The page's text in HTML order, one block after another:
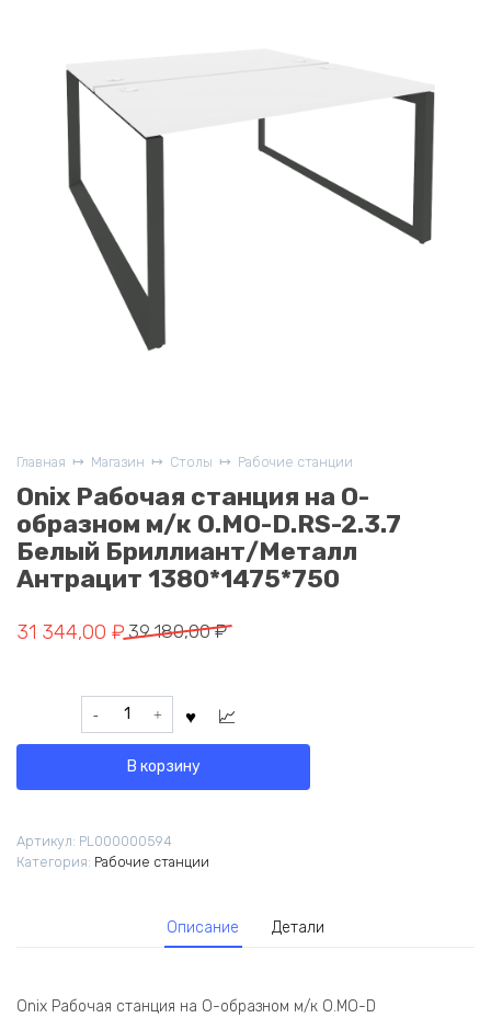
Главная Магазин Столы Рабочие станции
Onix Рабочая станция на О-
образном м/к O.MO-D.RS-2.3.7
Белый Бриллиант/Металл
Антрацит 1380*1475*750
39 180,00₽
Первоначальная
составляла
180,00 ₽.
31 344,00 ₽
Текущая
344,00 ₽.
Количество
товара
Рабочая
О-
образном
Белый
В корзину
Артикул: PL000000594
Категория: Рабочие станции
Описание Детали
Onix Рабочая станция на О-образном м/к O.MO-D